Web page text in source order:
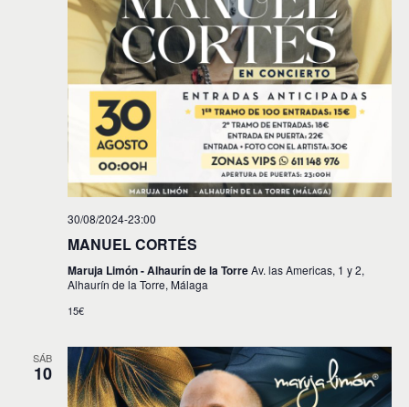
30/08/2024-23:00
MANUEL CORTÉS
Maruja Limón - Alhaurín de la TorreAv. las Americas, 1 y 2,
Alhaurín de la Torre, Málaga
15€
SÁB
10